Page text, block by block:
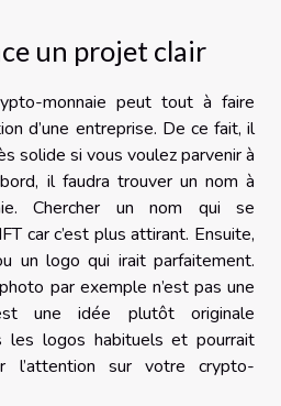
un projet clair
monnaie peut tout à faire
d’une entreprise. De ce fait, il
solide si vous voulez parvenir à
il faudra trouver un nom à
Chercher un nom qui se
car c’est plus attirant. Ensuite,
un logo qui irait parfaitement.
par exemple n’est pas une
une idée plutôt originale
les logos habituels et pourrait
l’attention sur votre crypto-